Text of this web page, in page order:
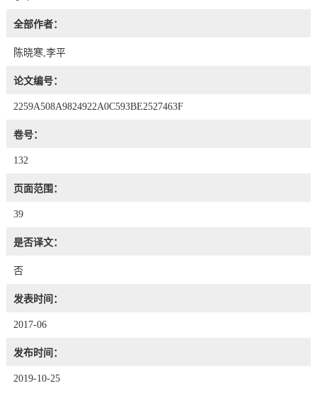
全部作者：
陈晓寒,李平
论文编号：
2259A508A9824922A0C593BE2527463F
卷号：
132
页面范围：
39
是否译文：
否
发表时间：
2017-06
发布时间：
2019-10-25